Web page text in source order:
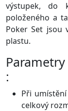
výstupek, do
položeného a
Poker Set jsou
plastu.
:
Při
celkový